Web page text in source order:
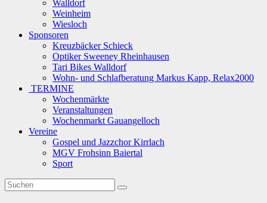
Walldorf
Weinheim
Wiesloch
Sponsoren
Kreuzbäcker Schieck
Optiker Sweeney Rheinhausen
Tari Bikes Walldorf
Wohn- und Schlafberatung Markus Kapp, Relax2000
TERMINE
Wochenmärkte
Veranstaltungen
Wochenmarkt Gauangelloch
Vereine
Gospel und Jazzchor Kirrlach
MGV Frohsinn Baiertal
Sport